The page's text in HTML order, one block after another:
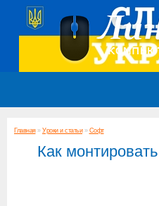
Главная» Уроки и статьи» Софт
Как